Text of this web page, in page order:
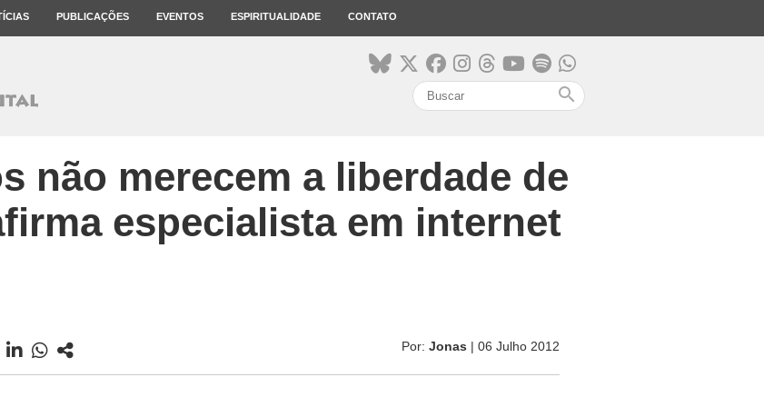
PUBLICAÇÕES EVENTOS ESPIRITUALIDADE CONTATO
search
não merecem a liberdade de
especialista em internet
Por: Jonas | 06 Julho 2012